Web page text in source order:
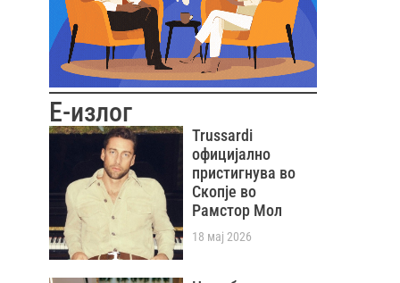
Е-излог
Trussardi
официјално
пристигнува во
Скопје во
Рамстор Мол
18 мај 2026